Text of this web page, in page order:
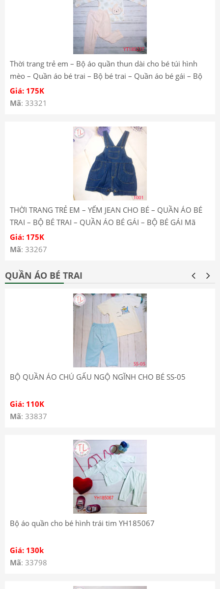
Thời trang trẻ em – Bộ áo quần thun dài cho bé túi hình
mèo – Quần áo bé trai – Bộ bé trai – Quần áo bé gái – Bộ
bé gái YT185227
Giá: 175K
Mã: 33321
THỜI TRANG TRẺ EM – YẾM JEAN CHO BÉ – QUẦN ÁO BÉ
TRAI – BỘ BÉ TRAI – QUẦN ÁO BÉ GÁI – BỘ BÉ GÁI Mã
1001
Giá: 175K
Mã: 33267
QUẦN ÁO BÉ TRAI
BỘ QUẦN ÁO CHÚ GẤU NGỘ NGĨNH CHO BÉ SS-05
Giá: 110K
Mã: 33837
Bộ áo quần cho bé hình trái tim YH185067
Giá: 130k
Mã: 33798